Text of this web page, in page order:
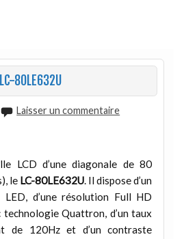
80LE632U
Laisser un commentaire
LCD d’une diagonale de 80
le LC-80LE632U. Il dispose d’un
d’une résolution Full HD
Quattron, d’un taux
de 120Hz et d’un contraste